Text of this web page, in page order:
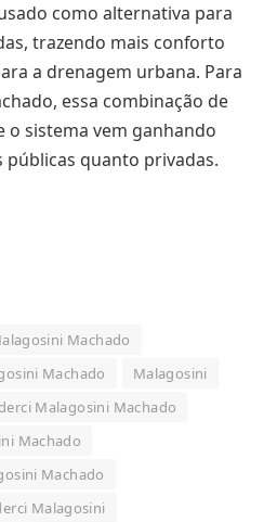
como alternativa para
trazendo mais conforto
a drenagem urbana. Para
essa combinação de
sistema vem ganhando
quanto privadas.
Machado
Machado
Malagosini
Malagosini Machado
Machado
Machado
Malagosini